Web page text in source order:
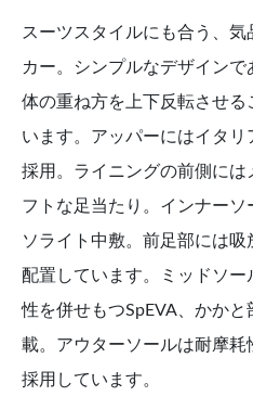
スーツスタイルにも合う、
カー。シンプルなデザイン
体の重ね方を上下反転させる
います。アッパーにはイタ
採用。ライニングの前側には
フトな足当たり。インナー
ソライト中敷。前足部には
配置しています。ミッドソ
性を併せもつSpEVA、かか
載。アウターソールは耐摩
採用しています。